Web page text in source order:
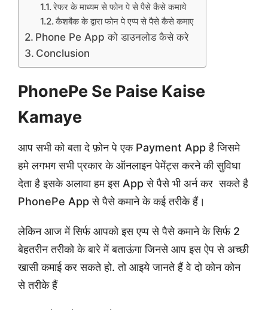
रेफर के माध्यम से फोन पे से पैसे कैसे कमाये
कैशबैक के द्वारा फोन पे एप्प से पैसे कैसे कमाए
Phone Pe App को डाउनलोड कैसे करे
Conclusion
PhonePe Se Paise Kaise
Kamaye
आप सभी को बता दे फ़ोन पे एक Payment App है जिसमे
हमे लगभग सभी प्रकार के ऑनलाइन पेमेंट्स करने की सुविधा
देता है इसके अलावा हम इस App से पैसे भी अर्न कर सकते है
PhonePe App से पैसे कमाने के कई तरीके हैं।
लेकिन आज में सिर्फ आपको इस एप्प से पैसे कमाने के सिर्फ 2
बेहतरीन तरीको के बारे में बताऊंगा जिनसे आप इस ऐप से अच्छी
खासी कमाई कर सकते हो. तो आइये जानते हैं वे दो कोन कोन
से तरीके हैं